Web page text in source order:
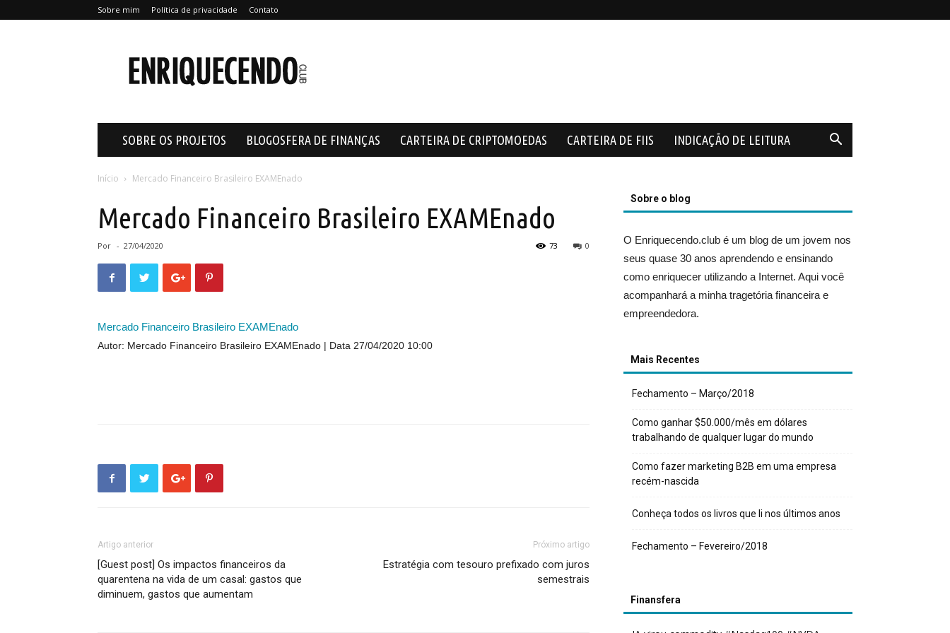
Sobre mim Política de privacidade Contato
SOBRE OS PROJETOS BLOGOSFERA DE FINANÇAS CARTEIRA DE CRIPTOMOEDAS CARTEIRA DE FIIS INDICAÇÃO DE LEITURA
Início Mercado Financeiro Brasileiro EXAMEnado
Mercado Financeiro Brasileiro EXAMEnado
Por - 27/04/2020 0
73
Mercado Financeiro Brasileiro EXAMEnado
Autor: Mercado Financeiro Brasileiro EXAMEnado Data 27/04/2020 10:00
Artigo anterior
[Guest post] Os impactos financeiros da
quarentena na vida de um casal: gastos que
diminuem, gastos que aumentam
Próximo artigo
Estratégia com tesouro prefixado com juros
semestrais
Sobre o blog
O Enriquecendo.club é um blog de um jovem nos
seus quase 30 anos aprendendo e ensinando
como enriquecer utilizando a Internet. Aqui você
acompanhará a minha tragetória financeira e
empreendedora.
Mais Recentes
Fechamento – Março/2018
Como ganhar $50.000/mês em dólares
trabalhando de qualquer lugar do mundo
Como fazer marketing B2B em uma empresa
recém-nascida
Conheça todos os livros que li nos últimos anos
Fechamento – Fevereiro/2018
Finansfera